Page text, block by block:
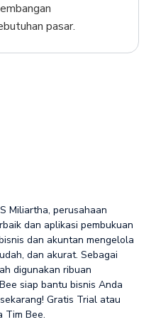
pasar.
Miliartha, perusahaan
dan aplikasi pembukuan
dan akuntan mengelola
dan akurat. Sebagai
digunakan ribuan
siap bantu bisnis Anda
Gratis Trial atau
Tim Bee.